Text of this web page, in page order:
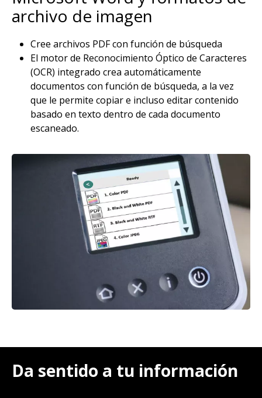
archivo de imagen
Cree archivos PDF con función de búsqueda
El motor de Reconocimiento Óptico de Caracteres
(OCR) integrado crea automáticamente
documentos con función de búsqueda, a la vez
que le permite copiar e incluso editar contenido
basado en texto dentro de cada documento
escaneado.
Imagen
Da sentido a tu información